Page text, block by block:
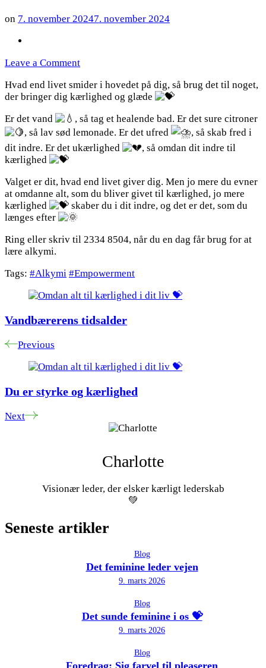
on 7. november 20247. november 2024
Leave a Commenton
alt
til
i
dit
liv
Hvad end livet smider i hovedet på dig, så brug det til noget,
der bringer dig kærlighed og glæde
Er det vand
, så tag et healende bad. Er det sure citroner
, så lav sød lemonade. Er det ufred
, så skab fred i
dit indre. Er det ukærlighed
, så omdan dit indre til
kærlighed
Valget er dit, hvad end livet giver dig. Men jo mere du evner
at omdanne alt, som du bliver givet til kærlighed, jo mere
kærlighed
skaber du i dit indre, og det er det, som du
længes efter
Ring eller skriv til 2334 8504, når du en dag får brug for at
lære alkymi.
Tags: #Alkymi #Empowerment
Post
Navigation
Vandbærerens tidsalder
Previous
Du er styrke og kærlighed
Next
Charlotte
Visionær leder, der elsker kærligt lederskab
💚
Seneste artikler
Blog
Det feminine leder vejen
9. marts 2026
Blog
Det sunde feminine i os 💝
9. marts 2026
Blog
Foredrag: Sig farvel til pleaseren